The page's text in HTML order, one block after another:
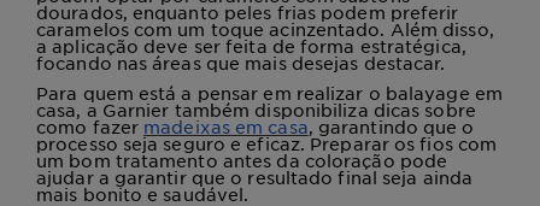
dourados, enquanto peles frias podem preferir
caramelos com um toque acinzentado. Além disso,
a aplicação deve ser feita de forma estratégica,
focando nas áreas que mais desejas destacar.
Para quem está a pensar em realizar o balayage em
casa, a Garnier também disponibiliza dicas sobre
como fazer madeixas em casa , garantindo que o
processo seja seguro e eficaz. Preparar os fios com
um bom tratamento antes da coloração pode
ajudar a garantir que o resultado final seja ainda
mais bonito e saudável.